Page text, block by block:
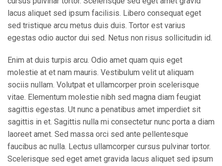
lacus aliquet sed ipsum facilisis. Libero consequat eget
sed tristique arcu metus duis duis. Tortor est varius
egestas odio auctor dui sed. Netus non risus sollicitudin id.
Enim at duis turpis arcu. Odio amet quam quis eget
molestie at et nam mauris. Vestibulum velit ut aliquam
sociis nullam. Volutpat et ullamcorper proin scelerisque
vitae. Elementum molestie nibh sed magna diam feugiat
sagittis egestas. Ut nunc a penatibus amet imperdiet sit
sagittis in et. Sagittis nulla mi consectetur nunc porta a diam
laoreet amet. Sed massa orci sed ante pellentesque
faucibus ac nulla. Lectus ullamcorper cursus pulvinar tortor.
Scelerisque sed eget amet gravida lacus aliquet sed ipsum